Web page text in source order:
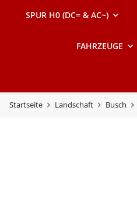
SPUR H0 (DC= & AC~)
FAHRZEUGE
Startseite Landschaft Busch